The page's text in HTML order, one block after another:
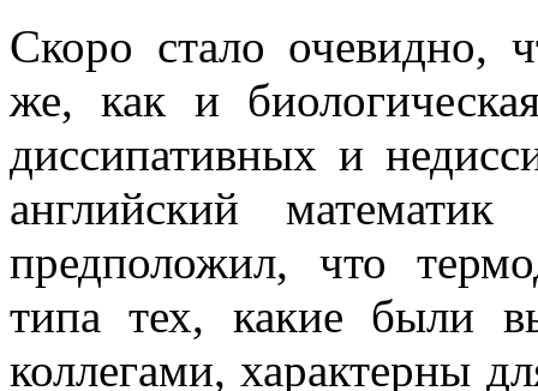
Скоро стало очевидно,
же, как и
диссипативных и
английский
предположил, что
типа тех, какие были
коллегами, характерны